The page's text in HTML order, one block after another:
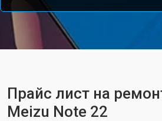
Прайс лист на
Meizu Note 22